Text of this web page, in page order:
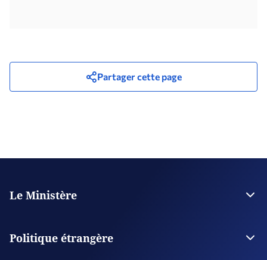
Partager cette page
Le Ministère
Plan stratégique
Organisations supervisées
Politique étrangère